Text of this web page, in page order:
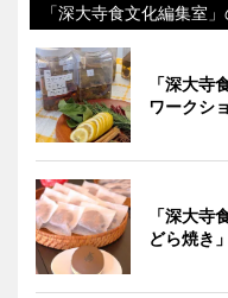
「深大寺食文化編集室
「深大寺
ワークシ
「深大寺
どら焼き」